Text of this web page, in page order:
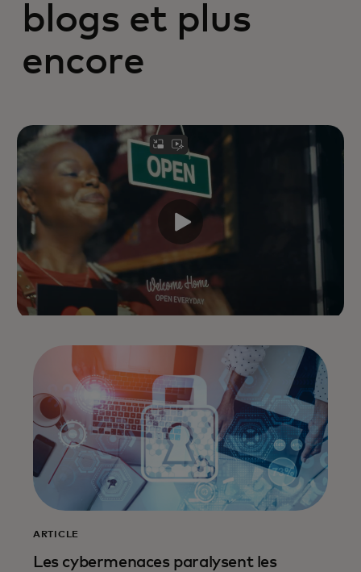
blogs et plus
encore
ARTICLE
Les cybermenaces paralysent les